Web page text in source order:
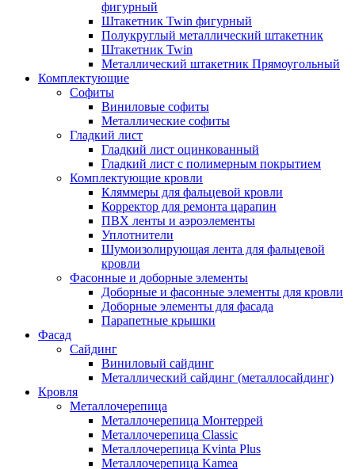
фигурный
Штакетник Twin фигурный
Полукруглый металлический штакетник
Штакетник Twin
Металлический штакетник Прямоугольный
Комплектующие
Cофиты
Виниловые софиты
Металлические софиты
Гладкий лист
Гладкий лист оцинкованный
Гладкий лист с полимерным покрытием
Комплектующие кровли
Кляммеры для фальцевой кровли
Корректор для ремонта царапин
ПВХ ленты и аэроэлементы
Уплотнители
Шумоизолирующая лента для фальцевой
кровли
Фасонные и доборные элементы
Доборные и фасонные элементы для кровли
Доборные элементы для фасада
Парапетные крышки
Фасад
Сайдинг
Виниловый сайдинг
Металлический сайдинг (металлосайдинг)
Кровля
Металлочерепица
Металлочерепица Монтеррей
Металлочерепица Classic
Металлочерепица Kvinta Plus
Металлочерепица Kamea